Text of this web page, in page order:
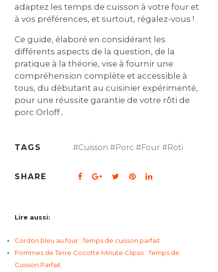
adaptez les temps de cuisson à votre four et
à vos préférences, et surtout, régalez-vous !
Ce guide, élaboré en considérant les
différents aspects de la question, de la
pratique à la théorie, vise à fournir une
compréhension complète et accessible à
tous, du débutant au cuisinier expérimenté,
pour une réussite garantie de votre rôti de
porc Orloff․
TAGS #Cuisson #Porc #Four #Roti
SHARE
Lire aussi:
Cordon bleu au four : Temps de cuisson parfait
Pommes de Terre Cocotte Minute Clipso : Temps de
Cuisson Parfait